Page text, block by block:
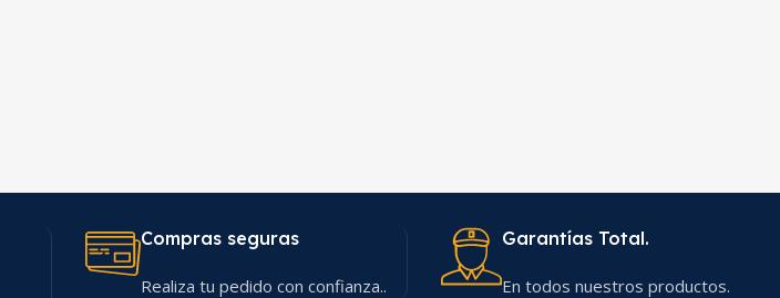
Compras seguras
Realiza tu pedido con confianza..
Garantías Total.
En todos nuestros productos.